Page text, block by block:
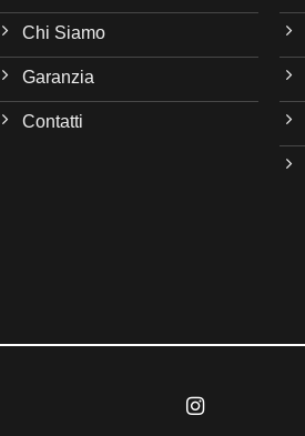
Chi Siamo
Garanzia
Contatti